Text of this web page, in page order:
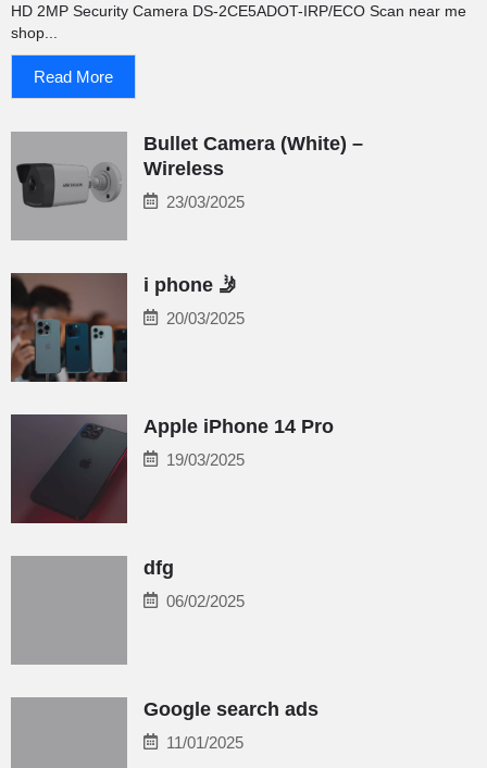
HD 2MP Security Camera ‎DS-2CE5ADOT-IRP/ECO Scan near me
shop...
Read More
Bullet Camera (White) –
Wireless
23/03/2025
i phone 🤳
20/03/2025
Apple iPhone 14 Pro
19/03/2025
dfg
06/02/2025
Google search ads
11/01/2025